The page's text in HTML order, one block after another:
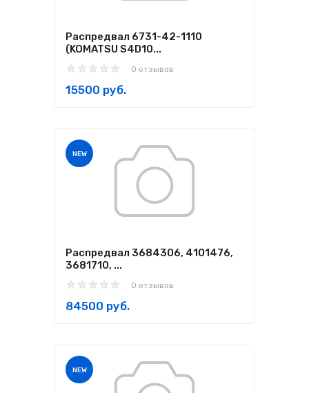
Распредвал 6731-42-1110
(KOMATSU S4D10...
0 отзывов
15500 руб.
NEW
Распредвал 3684306, 4101476,
3681710, ...
0 отзывов
84500 руб.
NEW